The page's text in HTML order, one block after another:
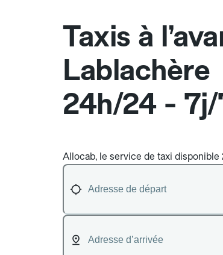
Taxis à
Lablachère
24h/24 -
Allocab, le service de taxi